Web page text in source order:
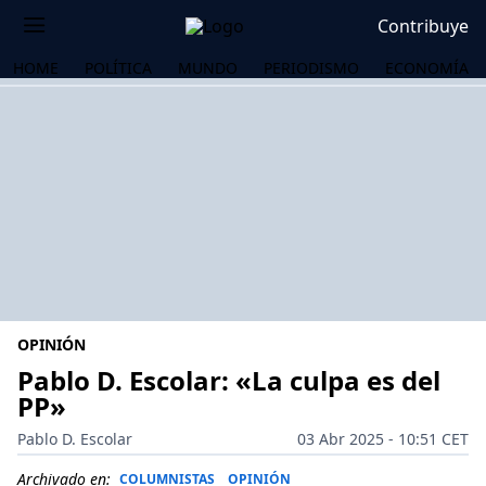
Contribuye
HOME POLÍTICA MUNDO PERIODISMO ECONOMÍA
OPINIÓN
Pablo D. Escolar: «La culpa es del
PP»
Pablo D. Escolar
03 Abr 2025 - 10:51 CET
Archivado en: COLUMNISTAS OPINIÓN